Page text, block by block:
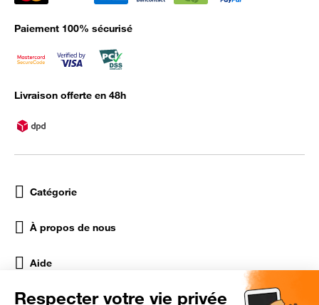
Paiement 100% sécurisé
Livraison offerte en 48h
Catégorie
À propos de nous
Aide
Réseaux Sociaux